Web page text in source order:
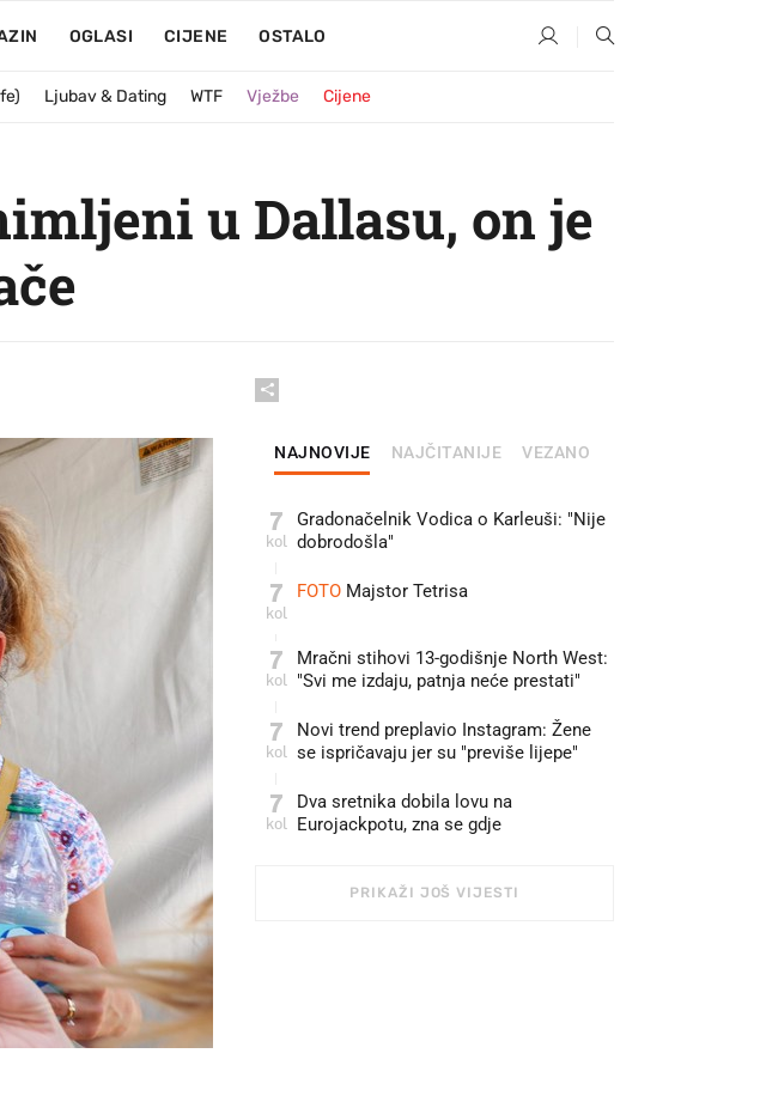
OGLASI CIJENE OSTALO
Ljubav & Dating WTF Vježbe Cijene
u Dallasu, on je
NAJNOVIJE NAJČITANIJE VEZANO
7
kol
Gradonačelnik Vodica o Karleuši: "Nije
dobrodošla"
7
kol
FOTO Majstor Tetrisa
7
kol
Mračni stihovi 13-godišnje North West:
"Svi me izdaju, patnja neće prestati"
7
kol
Novi trend preplavio Instagram: Žene
se ispričavaju jer su "previše lijepe"
7
kol
Dva sretnika dobila lovu na
Eurojackpotu, zna se gdje
PRIKAŽI JOŠ VIJESTI